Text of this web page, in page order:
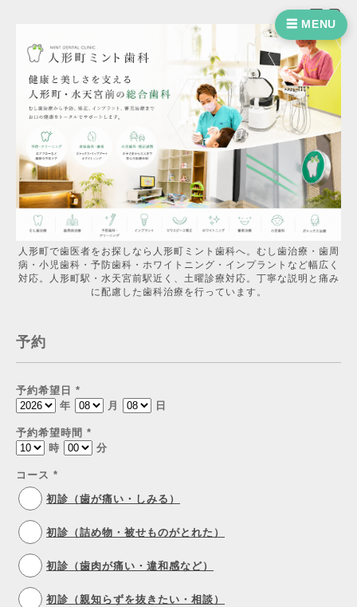
☰ MENU
人形町で歯医者をお探しなら人形町ミント歯科へ。むし歯治療・歯周
病・小児歯科・予防歯科・ホワイトニング・インプラントなど幅広く
対応。人形町駅・水天宮前駅近く、土曜診療対応。丁寧な説明と痛み
に配慮した歯科治療を行っています。
予約
予約希望日 *
年
月 日
予約希望時間 *
時
分
コース *
初診（歯が痛い・しみる）
初診（詰め物・被せものがとれた）
初診（歯肉が痛い・違和感など）
初診（親知らずを抜きたい・相談）